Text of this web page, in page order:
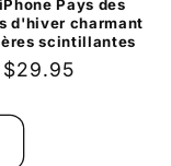
Pays des
d'hiver charmant
scintillantes
Prix
$29.95